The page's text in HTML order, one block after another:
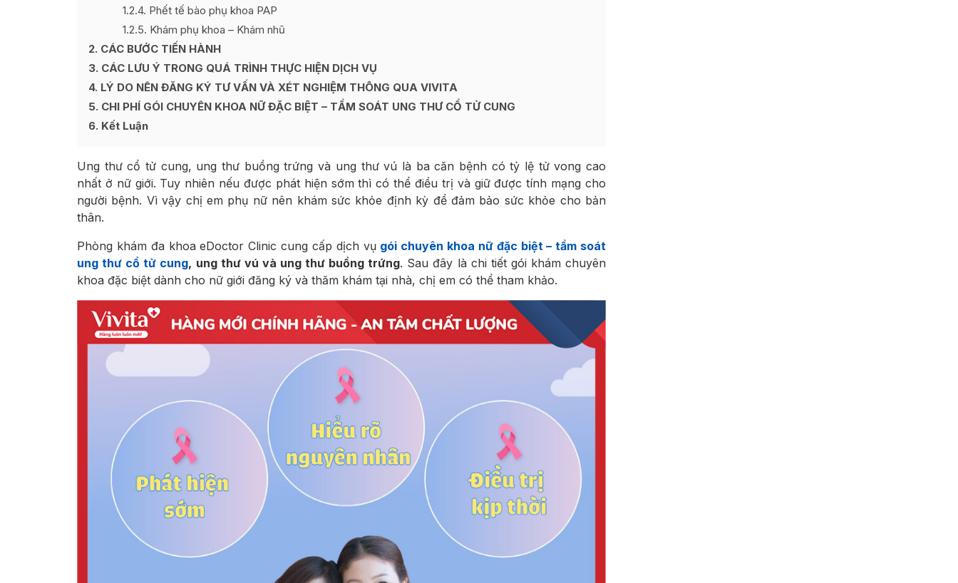
1.2.4 Phết tế bào phụ khoa PAP
1.2.5 Khám phụ khoa – Khám nhũ
2 CÁC BƯỚC TIẾN HÀNH
3 CÁC LƯU Ý TRONG QUÁ TRÌNH THỰC HIỆN DỊCH VỤ
4 LÝ DO NÊN ĐĂNG KÝ TƯ VẤN VÀ XÉT NGHIỆM THÔNG QUA VIVITA
5 CHI PHÍ GÓI CHUYÊN KHOA NỮ ĐẶC BIỆT – TẦM SOÁT UNG THƯ CỔ TỬ CUNG
6 Kết Luận
Ung thư cổ tử cung, ung thư buồng trứng và ung thư vú là ba căn bệnh có tỷ lệ tử vong cao
nhất ở nữ giới. Tuy nhiên nếu được phát hiện sớm thì có thể điều trị và giữ được tính mạng cho
người bệnh. Vì vậy chị em phụ nữ nên khám sức khỏe định kỳ để đảm bảo sức khỏe cho bản
thân.
Phòng khám đa khoa eDoctor Clinic cung cấp dịch vụ gói chuyên khoa nữ đặc biệt – tầm soát
ung thư cổ tử cung, ung thư vú và ung thư buồng trứng. Sau đây là chi tiết gói khám chuyên
khoa đặc biệt dành cho nữ giới đăng ký và thăm khám tại nhà, chị em có thể tham khảo.